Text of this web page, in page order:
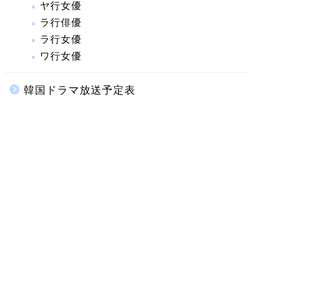
ヤ行女優
ラ行俳優
ラ行女優
ワ行女優
韓国ドラマ放送予定表